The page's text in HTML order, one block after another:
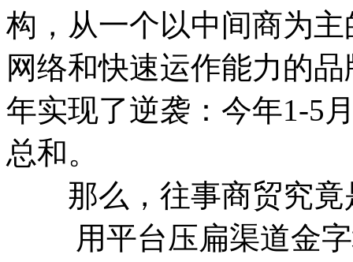
构，从一个以中间商为
网络和快速运作能力的
年实现了逆袭：今年1-5
总和。
那么，往事商贸究竟
用平台压扁渠道金